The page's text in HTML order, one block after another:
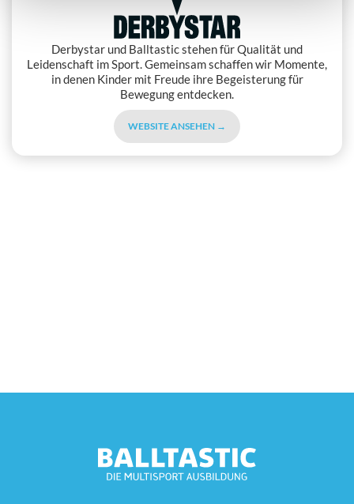
Derbystar und Balltastic stehen für Qualität und
Leidenschaft im Sport. Gemeinsam schaffen wir Momente,
in denen Kinder mit Freude ihre Begeisterung für
Bewegung entdecken.
WEBSITE ANSEHEN →